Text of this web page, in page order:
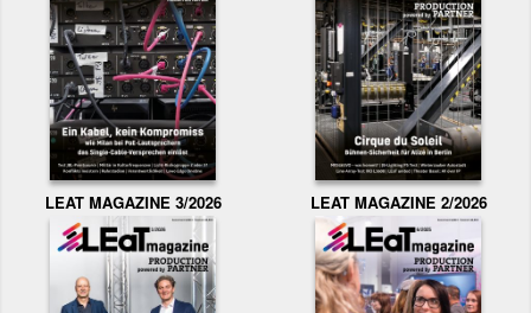
LEAT MAGAZINE 3/2026 LEAT MAGAZINE 2/2026